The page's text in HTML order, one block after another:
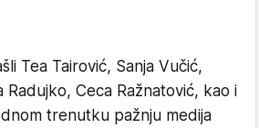
Tea Tairović, Sanja Vučić,
Radujko, Ceca Ražnatović, kao i
trenutku pažnju medija